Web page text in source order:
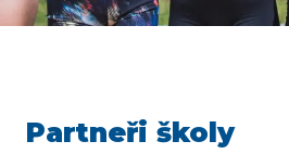
Partneři školy